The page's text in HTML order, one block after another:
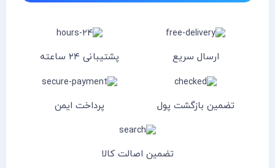
ارسال سریع پشتیبانی ۲۴ ساعته
تضمین بازگشت پول پرداخت ایمن
تضمین اصالت کالا